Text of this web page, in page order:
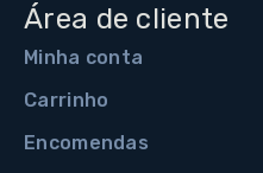
Área de cliente
Minha conta
Carrinho
Encomendas